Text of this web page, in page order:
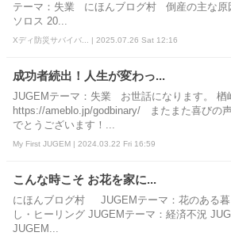
テーマ：失業 にほんブログ村 倒産の主な原
ソロス 20...
Xディ防災サバイバ... | 2025.07.26 Sat 12:16
成功者続出！人生が変わっ...
JUGEMテーマ：失業 お世話になります。 楢
https://ameblo.jp/godbinary/ またまた喜びの
でとうございます！...
My First JUGEM | 2024.03.22 Fri 16:59
こんな時こそ お花を家に...
にほんブログ村 JUGEMテーマ：花のある暮
し・ヒーリング JUGEMテーマ：経済不況
JUGEM...